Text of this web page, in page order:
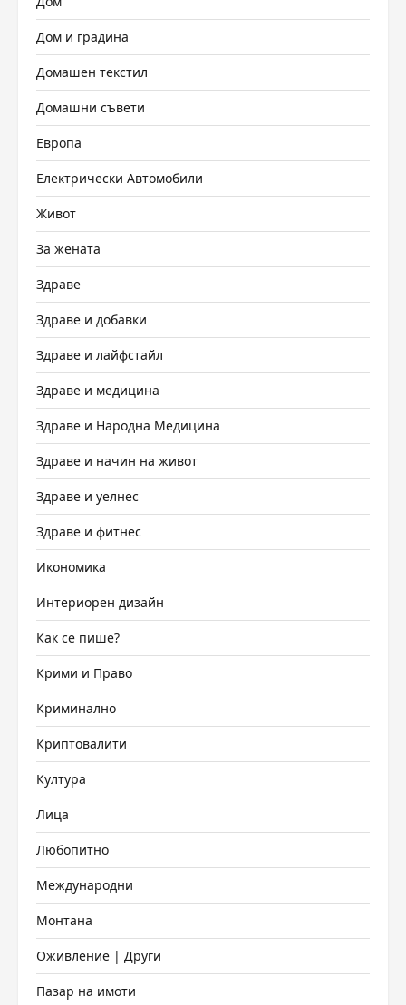
Дом и градина
Домашен текстил
Домашни съвети
Европа
Електрически Автомобили
Живот
За жената
Здраве
Здраве и добавки
Здраве и лайфстайл
Здраве и медицина
Здраве и Народна Медицина
Здраве и начин на живот
Здраве и уелнес
Здраве и фитнес
Икономика
Интериорен дизайн
Как се пише?
Крими и Право
Криминално
Криптовалити
Култура
Лица
Любопитно
Международни
Монтана
Оживление | Други
Пазар на имоти